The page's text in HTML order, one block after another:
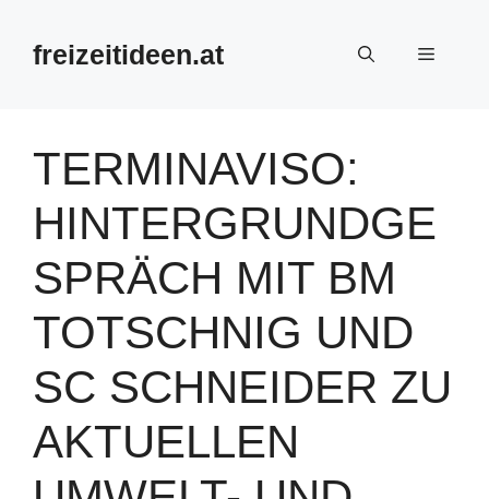
Inhalt
springenfreizeitideen.at Menü
TERMINAVISO:
HINTERGRUNDGE
SPRÄCH MIT BM
TOTSCHNIG UND
SC SCHNEIDER ZU
AKTUELLEN